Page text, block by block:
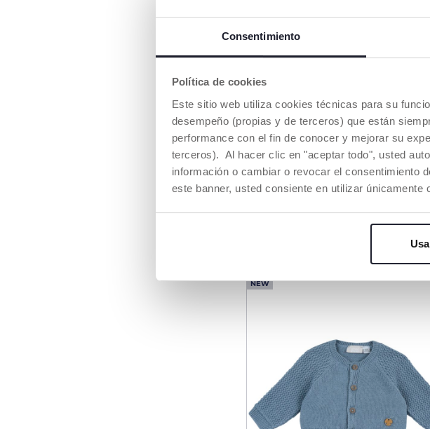
Consentimiento
Política de cookies
Este sitio web utiliza cookies técnicas para su
desempeño (propias y de terceros) que están
performance con el fin de conocer y mejorar su
terceros). Al hacer clic en "aceptar todo", usted
información o cambiar o revocar el consentimiento
este banner, usted consiente en utilizar
3
Sudadera de Chándal Rosa
"Slow Motion"
€ 19,99
NEW